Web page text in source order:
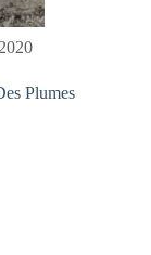
Plumes